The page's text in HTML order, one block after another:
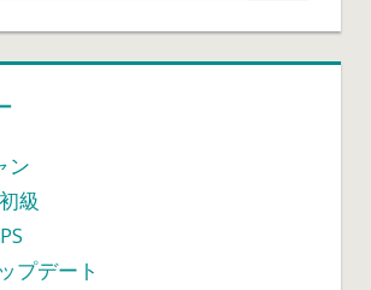
ピ
ラ
動
ン
級
プデート